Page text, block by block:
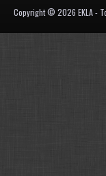
Copyright © 2026 EKLA -